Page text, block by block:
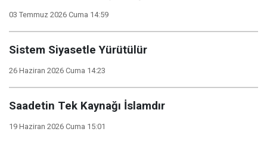
03 Temmuz 2026 Cuma 14:59
Sistem Siyasetle Yürütülür
26 Haziran 2026 Cuma 14:23
Saadetin Tek Kaynağı İslamdır
19 Haziran 2026 Cuma 15:01